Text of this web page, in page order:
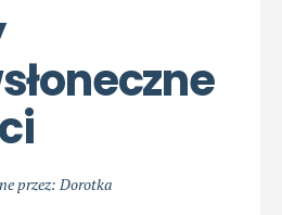
przez: Dorotka